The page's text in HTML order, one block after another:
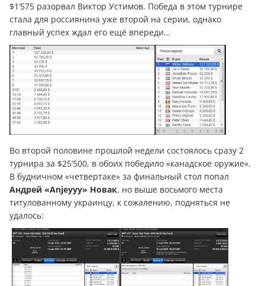
$1’575 разорвал Виктор Устимов. Победа в этом турнире
стала для россиянина уже второй на серии, однако
главный успех ждал его ещё впереди…
Во второй половине прошлой недели состоялось сразу 2
турнира за $25’500, в обоих победило «канадское оружие».
В будничном «четвертаке» за финальный стол попал
Андрей «Anjeyyy» Новак, но выше восьмого места
титулованному украинцу, к сожалению, подняться не
удалось: